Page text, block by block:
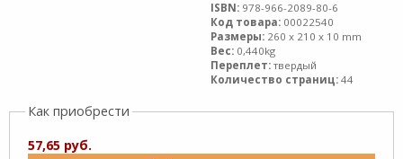
ISBN: 978-966-2089-80-6
Код товара: 00022540
Размеры: 260 x 210 x 10 mm
Вес: 0,440kg
Переплет: твердый
Количество страниц: 44
Как приобрести
57,65 руб.